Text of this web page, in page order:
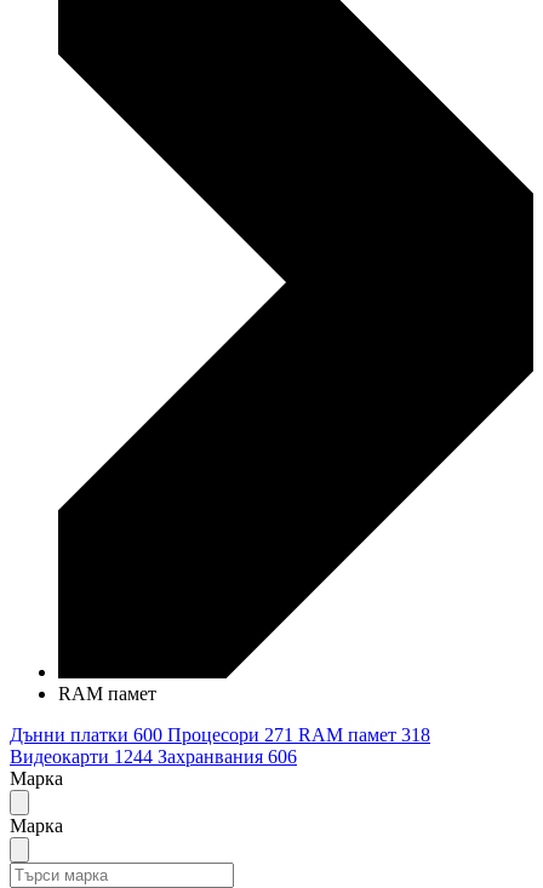
RAM памет
Дънни платки 600 Процесори 271 RAM памет 318
Видеокарти 1244 Захранвания 606
Марка
Марка